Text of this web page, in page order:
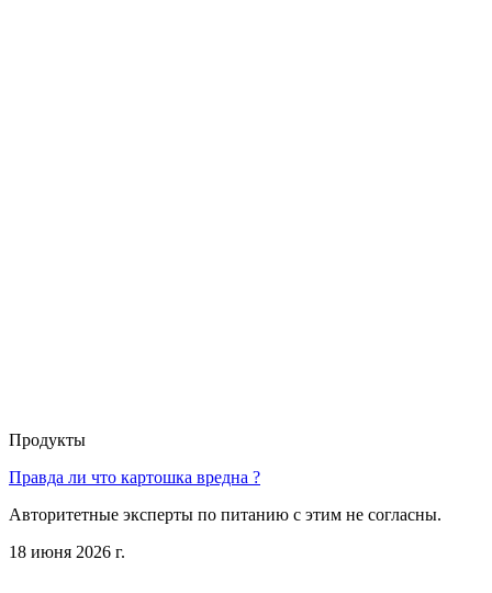
Продукты
Правда ли что картошка вредна ?
Авторитетные эксперты по питанию с этим не согласны.
18 июня 2026 г.